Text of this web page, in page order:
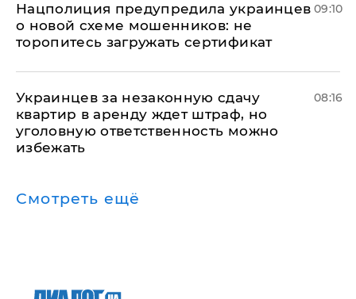
Нацполиция предупредила украинцев
о новой схеме мошенников: не
торопитесь загружать сертификат
09:10
Украинцев за незаконную сдачу
квартир в аренду ждет штраф, но
уголовную ответственность можно
избежать
08:16
Смотреть ещё